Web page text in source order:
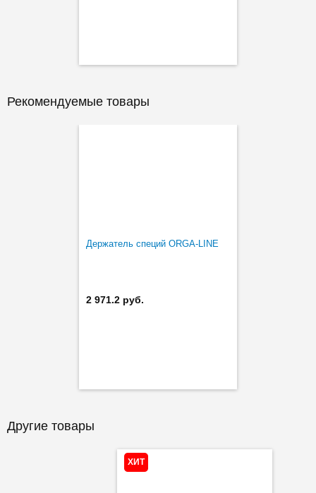
Рекомендуемые товары
Держатель специй ORGA-LINE
2 971.2 руб.
Другие товары
ХИТ